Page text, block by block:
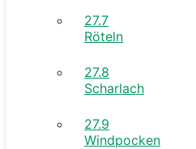
27.7
Röteln
27.8
Scharlach
27.9
Windpocken